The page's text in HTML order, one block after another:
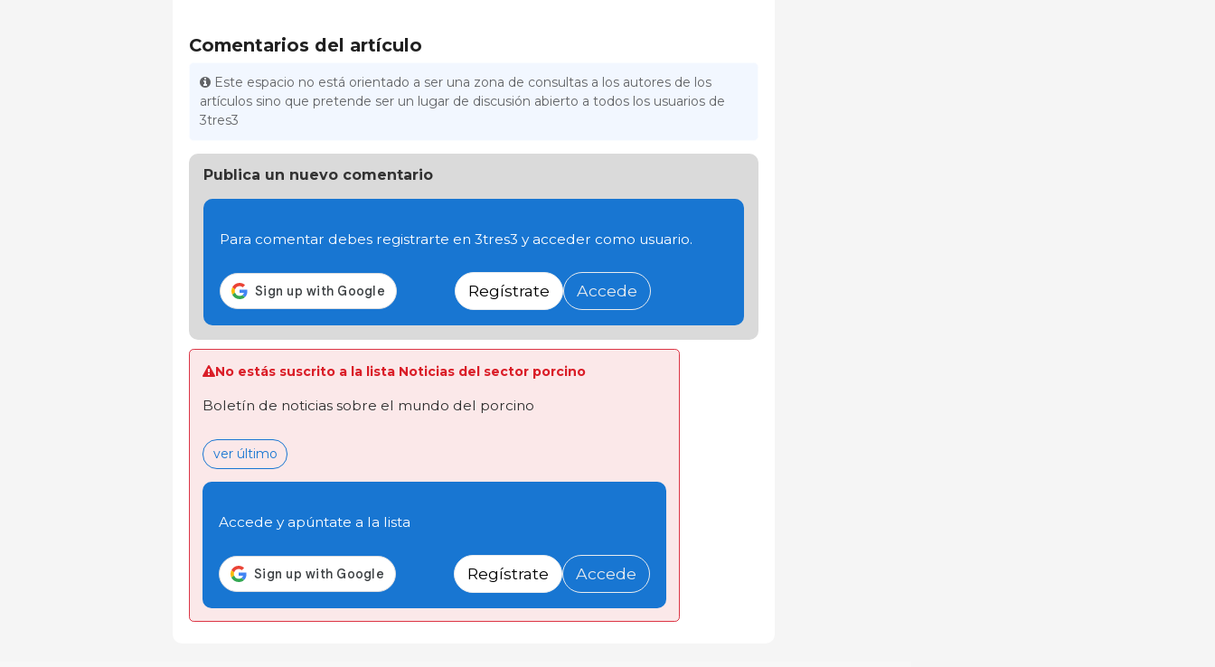
Comentarios del artículo
Este espacio no está orientado a ser una zona de consultas a los autores de los
artículos sino que pretende ser un lugar de discusión abierto a todos los usuarios de
3tres3
Publica un nuevo comentario
Para comentar debes registrarte en 3tres3 y acceder como usuario.
Regístrate Accede
No estás suscrito a la lista Noticias del sector porcino
Boletín de noticias sobre el mundo del porcino
ver último
Accede y apúntate a la lista
Regístrate Accede